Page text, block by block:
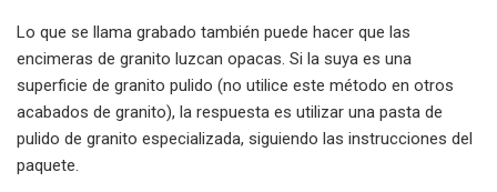
Lo que se llama grabado también puede hacer que las
encimeras de granito luzcan opacas. Si la suya es una
superficie de granito pulido (no utilice este método en otros
acabados de granito), la respuesta es utilizar una pasta de
pulido de granito especializada, siguiendo las instrucciones del
paquete.